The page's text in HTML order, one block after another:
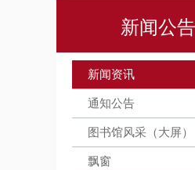
新闻公告
新闻资讯
通知公告
图书馆风采（大屏）
飘窗